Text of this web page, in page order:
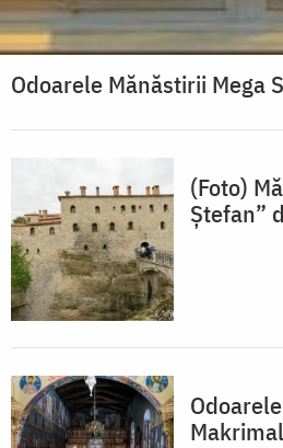
Odoarele Mănăstirii Mega
(Foto)
Ștefan”